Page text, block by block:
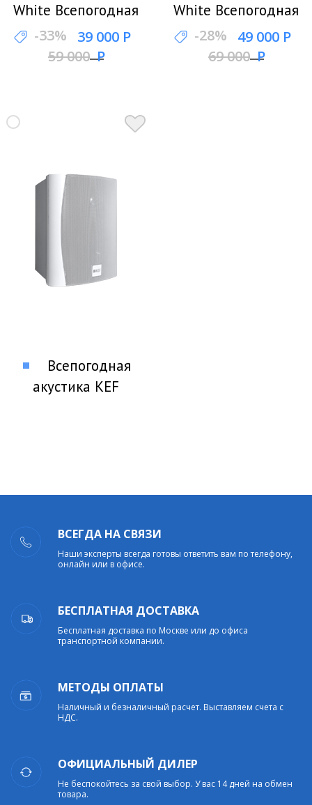
White Всепогодная
акустика
-33%
39 000 Р
59 000 Р
White Всепогодная
акустика
-28%
49 000 Р
69 000 Р
Всепогодная
акустика KEF
ВСЕГДА НА СВЯЗИ
Наши эксперты всегда готовы ответить вам по телефону,
онлайн или в офисе.
БЕСПЛАТНАЯ ДОСТАВКА
Бесплатная доставка по Москве или до офиса
транспортной компании.
МЕТОДЫ ОПЛАТЫ
Наличный и безналичный расчет. Выставляем счета с
НДС.
ОФИЦИАЛЬНЫЙ ДИЛЕР
Не беспокойтесь за свой выбор. У вас 14 дней на обмен
товара.